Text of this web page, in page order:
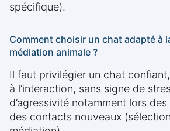
spécifique).
Comment choisir un chat adapté à
médiation animale ?
Il faut privilégier un chat
à l’interaction, sans signe de
d’agressivité notamment lors
des contacts nouveaux